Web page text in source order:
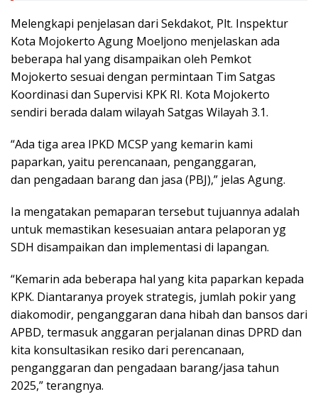
Melengkapi penjelasan dari Sekdakot, Plt. Inspektur
Kota Mojokerto Agung Moeljono menjelaskan ada
beberapa hal yang disampaikan oleh Pemkot
Mojokerto sesuai dengan permintaan Tim Satgas
Koordinasi dan Supervisi KPK RI. Kota Mojokerto
sendiri berada dalam wilayah Satgas Wilayah 3.1.
“Ada tiga area IPKD MCSP yang kemarin kami
paparkan, yaitu perencanaan, penganggaran,
dan pengadaan barang dan jasa (PBJ),” jelas Agung.
Ia mengatakan pemaparan tersebut tujuannya adalah
untuk memastikan kesesuaian antara pelaporan yg
SDH disampaikan dan implementasi di lapangan.
“Kemarin ada beberapa hal yang kita paparkan kepada
KPK. Diantaranya proyek strategis, jumlah pokir yang
diakomodir, penganggaran dana hibah dan bansos dari
APBD, termasuk anggaran perjalanan dinas DPRD dan
kita konsultasikan resiko dari perencanaan,
penganggaran dan pengadaan barang/jasa tahun
2025,” terangnya.